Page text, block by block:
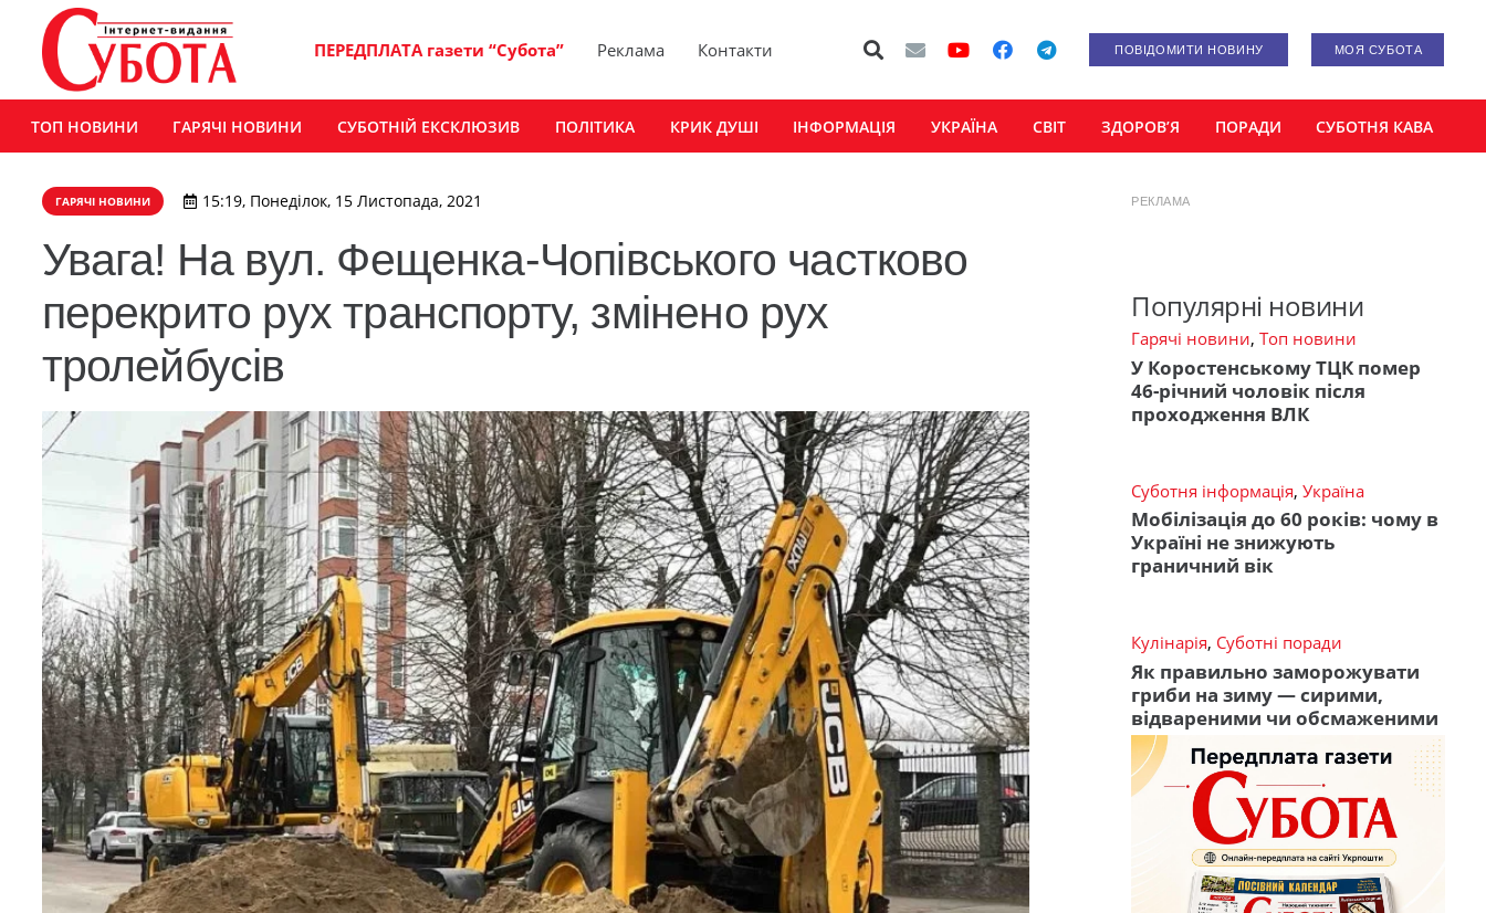
ПЕРЕДПЛАТА газети “Субота” Реклама Контакти ПОВІДОМИТИ НОВИНУ МОЯ СУБОТА
ТОП НОВИНИ ГАРЯЧІ НОВИНИ СУБОТНІЙ ЕКСКЛЮЗИВ ПОЛІТИКА КРИК ДУШІ ІНФОРМАЦІЯ УКРАЇНА СВІТ ЗДОРОВ’Я ПОРАДИ СУБОТНЯ КАВА
ГАРЯЧІ НОВИНИ 15:19, Понеділок, 15 Листопада, 2021
Увага! На вул. Фещенка-Чопівського частково
перекрито рух транспорту, змінено рух
тролейбусів
РЕКЛАМА
Популярні новини
Гарячі новини, Топ новини
У Коростенському ТЦК помер
46-річний чоловік після
проходження ВЛК
Суботня інформація, Україна
Мобілізація до 60 років: чому в
Україні не знижують
граничний вік
Кулінарія, Суботні поради
Як правильно заморожувати
гриби на зиму — сирими,
відвареними чи обсмаженими